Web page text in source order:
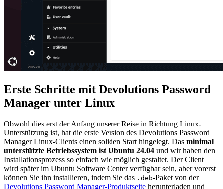
Erste Schritte mit Devolutions Password
Manager unter Linux
Obwohl dies erst der Anfang unserer Reise in Richtung Linux-
Unterstützung ist, hat die erste Version des Devolutions Password
Manager Linux-Clients einen soliden Start hingelegt. Das minimal
unterstützte Betriebssystem ist Ubuntu 24.04 und wir haben den
Installationsprozess so einfach wie möglich gestaltet. Der Client
wird später im Ubuntu Software Center verfügbar sein, aber vorerst
können Sie ihn installieren, indem Sie das .deb-Paket von der
Devolutions Password Manager-Produktseite herunterladen und